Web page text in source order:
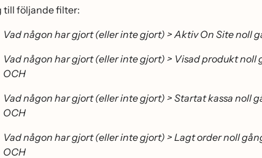
till följande filter:
Vad någon har gjort (eller inte gjort) > Aktiv On Site noll
Vad någon har gjort (eller inte gjort) > Visad produkt
OCH
Vad någon har gjort (eller inte gjort) > Startat kassa noll
OCH
Vad någon har gjort (eller inte gjort) > Lagt order noll
OCH